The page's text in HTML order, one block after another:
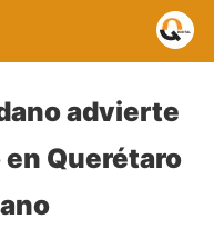
advierte
Querétaro